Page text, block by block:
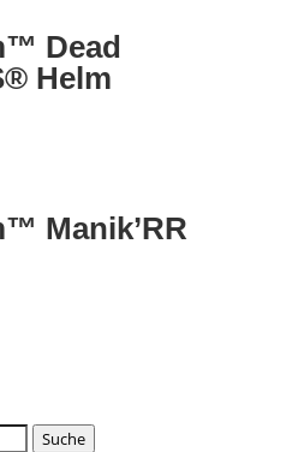
Dead
Helm
Manik’RR
Suche